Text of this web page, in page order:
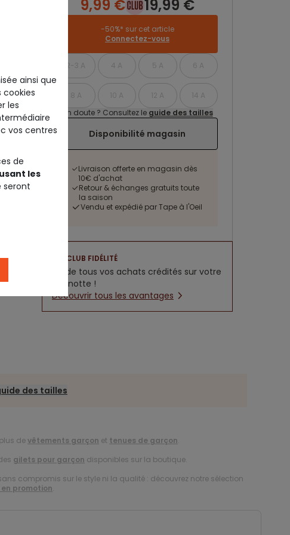
9,99 € 19,99 €
-50%* sur cet article
Connectez-vous
2-3 A 4 A 5 A 6 A
8 A 10 A 12 A
14 A
Un doute ? Consultez le guide des tailles
Disponibilité magasin
Livraison offerte en magasin dès
10€ d'achat
Retour & échanges gratuits toute
la saison
Vendu et expédié par Tape à l'Oeil
CLUB FIDÉLITÉ
5% de tous vos achats crédités sur votre
cagnotte !
Découvrir tous les avantages
des tailles
devêtements garçon et tenues de garçon.
gilets pour garçon disponibles sur la boutique.
compromis sur le style ni la qualité : découvrez notre sélection
promotion.
ainsi que
cookies
les
vos centres
de
les
seront